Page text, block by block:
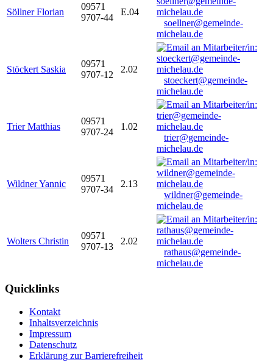
Söllner Florian
09571
9707-44
E.04
soellner@gemeinde-
michelau.de
Stöckert Saskia
09571
9707-12
2.02
stoeckert@gemeinde-
michelau.de
Trier Matthias
09571
9707-24
1.02
trier@gemeinde-
michelau.de
Wildner Yannic
09571
9707-34
2.13
wildner@gemeinde-
michelau.de
Wolters Christin
09571
9707-13
2.02
rathaus@gemeinde-
michelau.de
Quicklinks
Kontakt
Inhaltsverzeichnis
Impressum
Datenschutz
Erklärung zur Barrierefreiheit